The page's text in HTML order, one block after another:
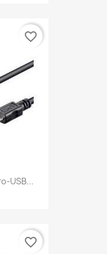
USB...
favorite_border
favorite_border